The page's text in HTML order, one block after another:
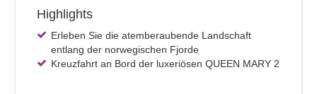
Highlights
Erleben Sie die atemberaubende Landschaft
entlang der norwegischen Fjorde
Kreuzfahrt an Bord der luxeriösen QUEEN MARY 2